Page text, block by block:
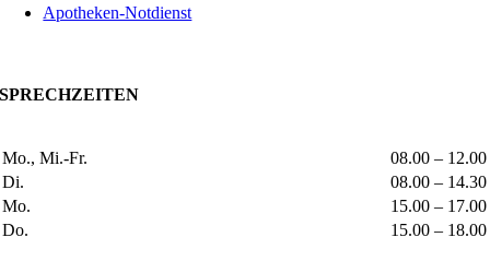
Apotheken-Notdienst
SPRECHZEITEN
Mo., Mi.-Fr.
08.00 – 12.00
Di.
08.00 – 14.30
Mo.
15.00 – 17.00
Do.
15.00 – 18.00